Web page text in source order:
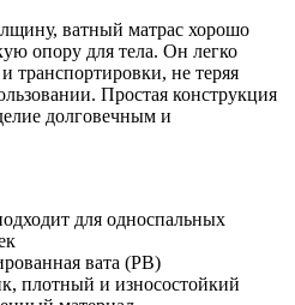
ватный матрас хорошо
опору для тела. Он легко
транспортировки, не теряя
Простая конструкция
долговечным и
для односпальных
вата (РВ)
плотный и износостойкий